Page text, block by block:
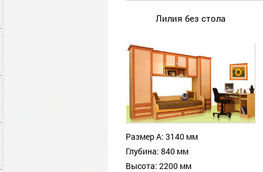
Лилия без стола
Размер А: 3140 мм
Глубина: 840 мм
Высота: 2200 мм